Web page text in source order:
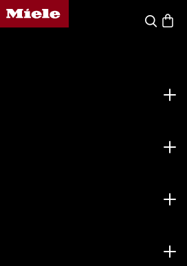
Homepage van Miele
Wat zoek